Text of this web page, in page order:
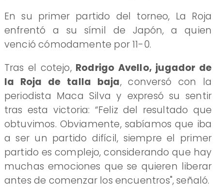
En su primer partido del torneo, La Roja
enfrentó a su símil de Japón, a quien
venció cómodamente por 11-0.
Tras el cotejo, Rodrigo Avello, jugador de
la Roja de talla baja, conversó con la
periodista Maca Silva y expresó su sentir
tras esta victoria: “Feliz del resultado que
obtuvimos. Obviamente, sabíamos que iba
a ser un partido difícil, siempre el primer
partido es complejo, considerando que hay
muchas emociones que se quieren liberar
antes de comenzar los encuentros", señaló.